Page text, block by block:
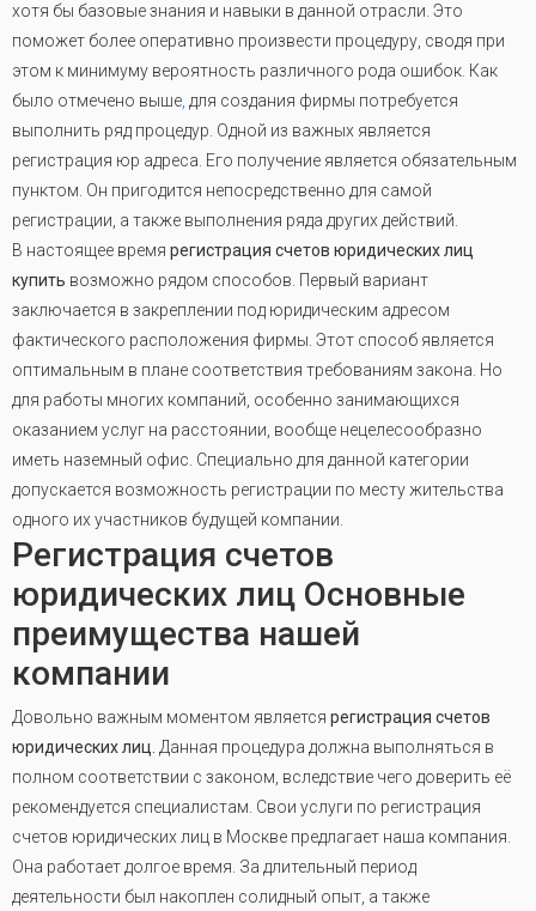
хотя бы базовые знания и навыки в данной отрасли. Это
поможет более оперативно произвести процедуру, сводя при
этом к минимуму вероятность различного рода ошибок. Как
было отмечено выше для создания фирмы потребуется
выполнить ряд процедур. Одной из важных является
регистрация юр адреса. Его получение является обязательным
пунктом. Он пригодится непосредственно для самой
регистрации, а также выполнения ряда других действий.
В настоящее время регистрация счетов юридических лиц
купить возможно рядом способов. Первый вариант
заключается в закреплении под юридическим адресом
фактического расположения фирмы. Этот способ является
оптимальным в плане соответствия требованиям закона. Но
для работы многих компаний, особенно занимающихся
оказанием услуг на расстоянии, вообще нецелесообразно
иметь наземный офис. Специально для данной категории
допускается возможность регистрации по месту жительства
одного их участников будущей компании.
Регистрация счетов
юридических лиц Основные
преимущества нашей
компании
Довольно важным моментом является регистрация счетов
юридических лиц. Данная процедура должна выполняться в
полном соответствии с законом, вследствие чего доверить её
рекомендуется специалистам. Свои услуги по регистрация
счетов юридических лиц в Москве предлагает наша компания.
Она работает долгое время. За длительный период
деятельности был накоплен солидный опыт, а также